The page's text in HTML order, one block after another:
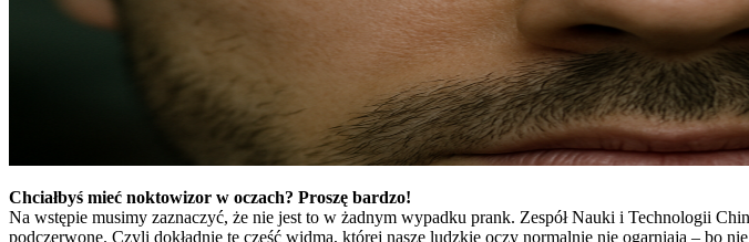
Chciałbyś mieć noktowizor w oczach? Proszę bardzo!
Na wstępie musimy zaznaczyć, że nie jest to w żadnym wypadku prank. Zespół Nauki i Technologii
podczerwone. Czyli dokładnie tę część widma, której nasze ludzkie oczy normalnie nie ogarniają – bo